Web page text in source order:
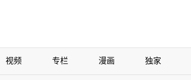
视频 专栏 漫画 独家